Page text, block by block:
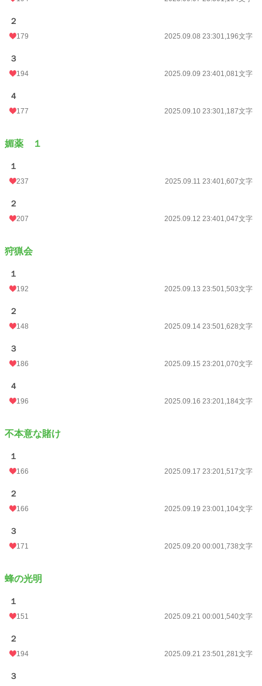
２
179 2025.09.08 23:301,196文字
３
194 2025.09.09 23:401,081文字
４
177 2025.09.10 23:301,187文字
媚薬 １
１
237 2025.09.11 23:401,607文字
２
207 2025.09.12 23:401,047文字
狩猟会
１
192 2025.09.13 23:501,503文字
２
148 2025.09.14 23:501,628文字
３
186 2025.09.15 23:201,070文字
４
196 2025.09.16 23:201,184文字
不本意な賭け
１
166 2025.09.17 23:201,517文字
２
166 2025.09.19 23:001,104文字
３
171 2025.09.20 00:001,738文字
蜂の光明
１
151 2025.09.21 00:001,540文字
２
194 2025.09.21 23:501,281文字
３